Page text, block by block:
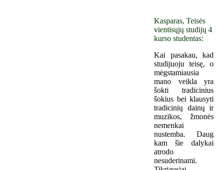
Kasparas, Teisės
vientisųjų studijų 4
kurso studentas:
Kai pasakau, kad
studijuoju teisę, o
mėgstamiausia
mano veikla yra
šokti tradicinius
šokius bei klausyti
tradicinių dainų ir
muzikos, žmonės
nemenkai
nustemba. Daug
kam šie dalykai
atrodo
nesuderinami.